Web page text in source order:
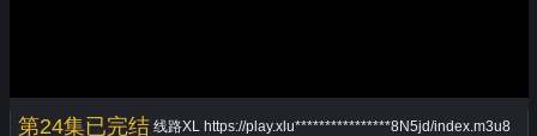
第24集已完结 线路XL https://play.xlu****************8N5jd/index.m3u8